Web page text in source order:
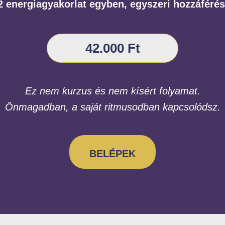
energiagyakorlat egyben, egyszeri
42.000 Ft
Ez nem kurzus és nem kísért folyamat.
Önmagadban, a saját ritmusodban kapcsolódsz.
BELÉPEK